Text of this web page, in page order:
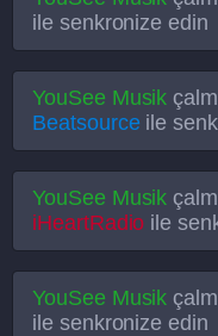
ile senkronize edin
YouSee Musik
Beatsourceile
YouSee Musik
iHeartRadio ile
YouSee Musik
ile senkronize edin